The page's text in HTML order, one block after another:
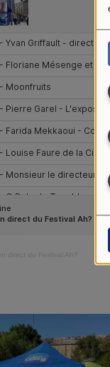
direct du Festival Ah?